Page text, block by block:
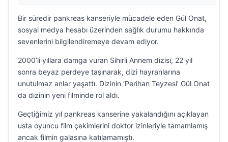
Bir süredir pankreas kanseriyle mücadele eden Gül Onat,
sosyal medya hesabı üzerinden sağlık durumu hakkında
sevenlerini bilgilendiremeye devam ediyor.
2000’li yıllara damga vuran Sihirli Annem dizisi, 22 yıl
sonra beyaz perdeye taşınarak, dizi hayranlarına
unutulmaz anlar yaşattı. Dizinin ‘Perihan Teyzesi’ Gül Onat
da dizinin yeni filminde rol aldı.
Geçtiğimiz yıl pankreas kanserine yakalandığını açıklayan
usta oyuncu film çekimlerini doktor izinleriyle tamamlamış
ancak filmin galasına katılamamıştı.